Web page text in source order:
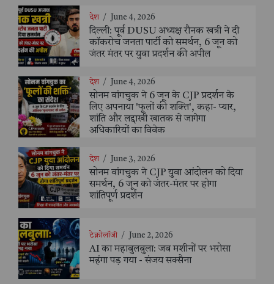
देश / June 4, 2026
दिल्ली: पूर्व DUSU अध्यक्ष रौनक खत्री ने दी
कॉकरोच जनता पार्टी को समर्थन, 6 जून को
जंतर मंतर पर युवा प्रदर्शन की अपील
देश / June 4, 2026
सोनम वांगचुक ने 6 जून के CJP प्रदर्शन के
लिए अपनाया 'फूलों की शक्ति', कहा- प्यार,
शांति और लद्दाखी खातक से जागेगा
अधिकारियों का विवेक
देश / June 3, 2026
सोनम वांगचुक ने CJP युवा आंदोलन को दिया
समर्थन, 6 जून को जंतर-मंतर पर होगा
शांतिपूर्ण प्रदर्शन
टेक्नोलॉजी / June 2, 2026
AI का महाबुलबुला: जब मशीनों पर भरोसा
महंगा पड़ गया - संजय सक्सैना